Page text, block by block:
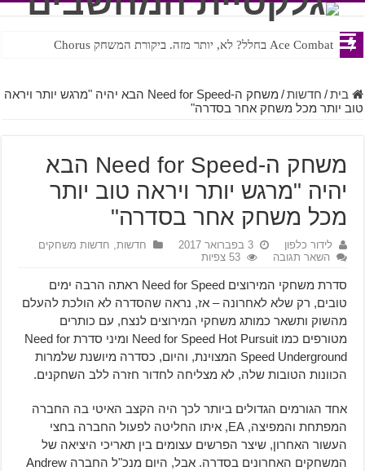
Ace Combat בחלל? לא, יותר מזה. ביקורת המשחק Chorus
Steven Universe והשירים שתורגמו בצורה נוראית לעברית
בית / חדשות /
משחק ה-Need for Speed הבא יהיה "מרגש יותר ויראה
טוב יותר מכל משחק אחר בסדרה"
משחק ה-Need for Speed הבא
יהיה "מרגש יותר ויראה טוב יותר
מכל משחק אחר בסדרה"
לידור כלפון 3 בפברואר 2017 חדשות, חדשות משחקים
השאר תגובה
53 צפיות
סדרת משחקי המירוצים Need for Speed ראתה הרבה ימים
טובים, רק שלא לאחרונה – אז, נראה שהסדרה לא הולכת להעלם
מהשוק ותשאר כמותג משחקי המירוצים לנצח, עם כותרים
מטורפים כמו Need for Speed Hot Pursuit ומיני סדרת Need for
Speed Underground המצוינת, והיום, כסדרה מיושנת שלמרות
הכוונות הטובות שלה, לא מצליחה לחדור חזרה ללב השחקנים.
אחד הגורמים הגדולים ביותר לכך היה הקצב האיטי בה החברה
המפתחת והמפיצה, EA, איתו החליטה לפעול החברה בחצי
העשור האחרון, שיצר הפרשים עצומים בין תאריכי היציאה של
המשחקים האחרונים בסדרה. אבל, היום מנכ"ל החברה Andrew